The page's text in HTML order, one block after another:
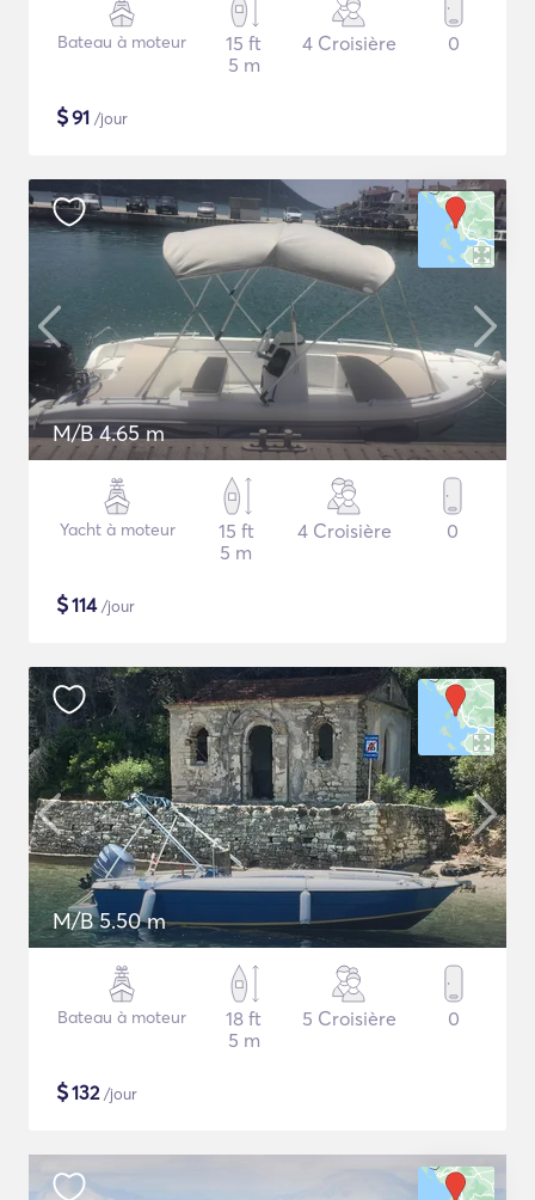
Bateau à moteur
15 ft
5 m
4 Croisière 0
$91 /jour
M/B 4.65 m
Yacht à moteur
15 ft
5 m
4 Croisière 0
$114/jour
M/B 5.50 m
Bateau à moteur
18 ft
5 m
5 Croisière 0
$132/jour